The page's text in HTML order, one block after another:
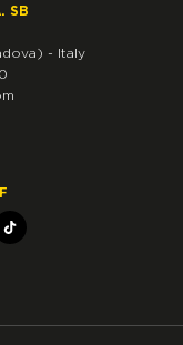
SB
- Italy